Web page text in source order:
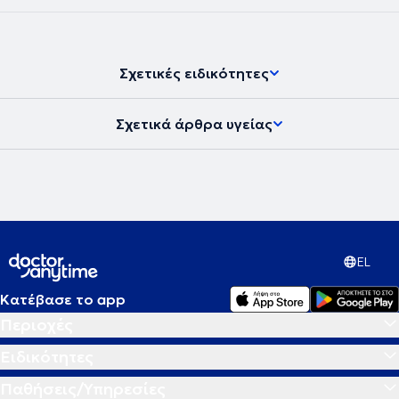
Σχετικές ειδικότητες
Σχετικά άρθρα υγείας
EL
Κατέβασε το app